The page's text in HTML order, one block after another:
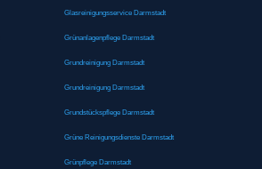
Glasreinigungsservice Darmstadt
Grünanlagenpflege Darmstadt
Grundreinigung Darmstadt
Grundreinigung Darmstadt
Grundstückspflege Darmstadt
Grüne Reinigungsdienste Darmstadt
Grünpflege Darmstadt